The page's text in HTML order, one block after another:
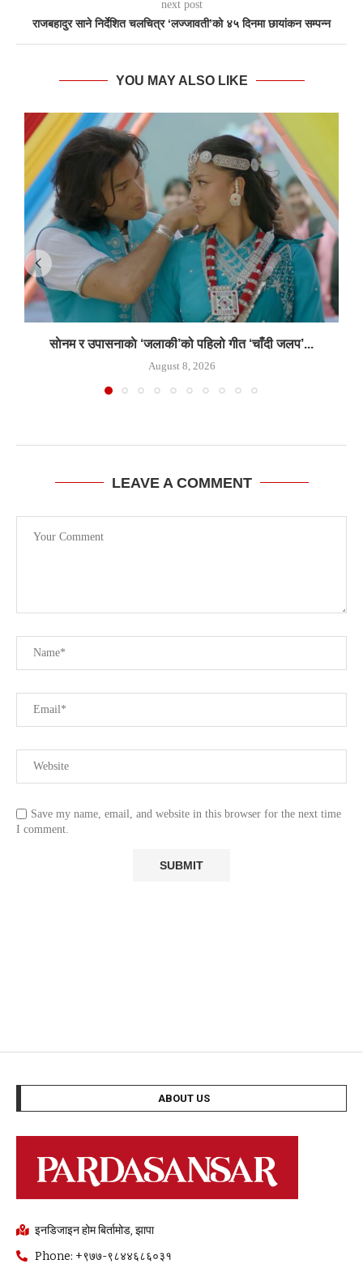
next post
राजबहादुर साने निर्देशित चलचित्र ‘लज्जावती’को ४५ दिनमा छायांकन सम्पन्न
YOU MAY ALSO LIKE
साेनम र उपासनाकाे ‘जलाकी’को पहिलो गीत ‘चाँदी जलप’...
August 8, 2026
LEAVE A COMMENT
Save my name, email, and website in this browser for the next time
I comment.
ABOUT US
इनडिजाइन होम बिर्तामोड, झापा
Phone: +९७७-९८४४६८६०३१